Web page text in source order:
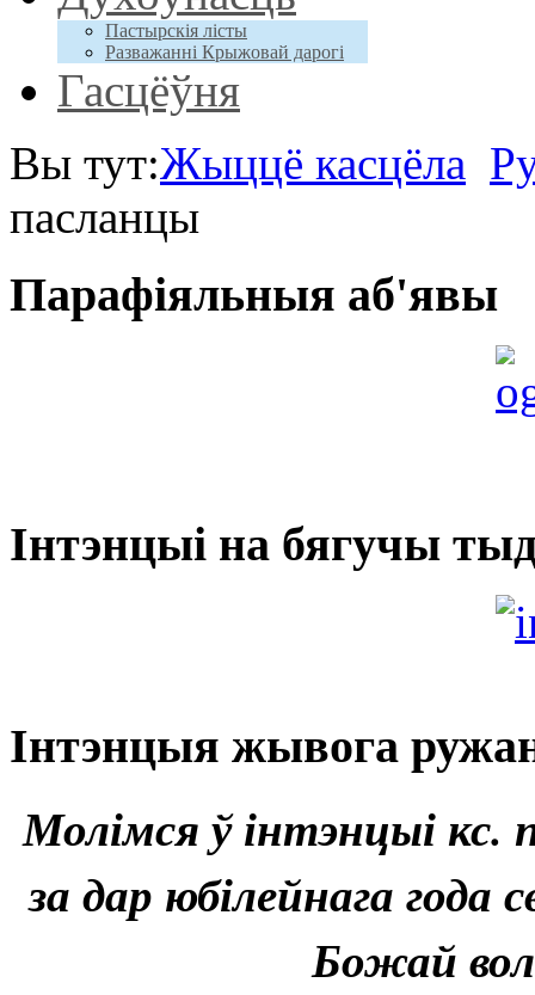
Пастырскія лісты
Разважанні Крыжовай дарогі
Гасцёўня
Вы тут:Жыццё касцёла
пасланцы
Парафіяльныя аб'явы
Інтэнцыі на бягучы
Інтэнцыя жывога
Молімся ў інтэнцыі кс.
за дар юбілейнага года
Божай